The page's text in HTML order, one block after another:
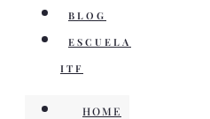
BLOG
ESCUELA
ITF
HOME